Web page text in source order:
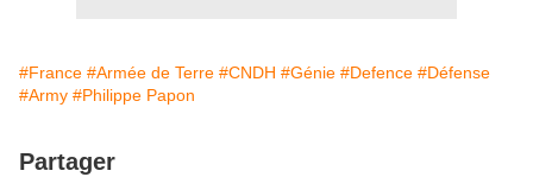
#France #Armée de Terre #CNDH #Génie #Defence #Défense
#Army #Philippe Papon
Partager